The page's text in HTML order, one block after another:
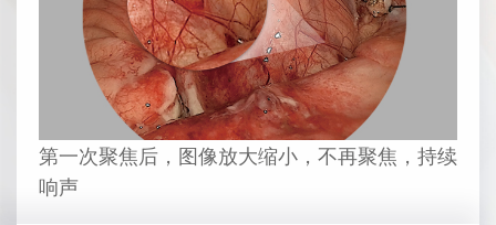
第一次聚焦后，图像放大缩小，不再聚焦，持续
响声